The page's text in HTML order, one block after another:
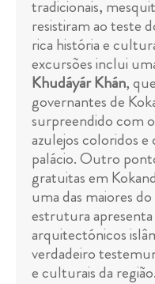
tradicionais,
resistiram ao teste
rica história e
excursões inclui
Khudáyár Khán,
governantes de
surpreendido com
azulejos coloridos
palácio. Outro
gratuitas em
uma das maiores
estrutura
arquitectónicos
verdadeiro
e culturais da